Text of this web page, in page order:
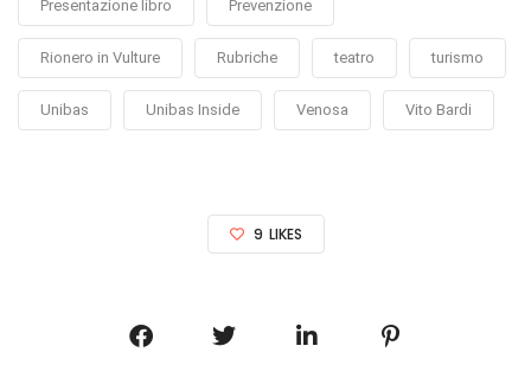
Presentazione libro Prevenzione
Rionero in Vulture Rubriche teatro turismo
Unibas Unibas Inside Venosa Vito Bardi
9 LIKES